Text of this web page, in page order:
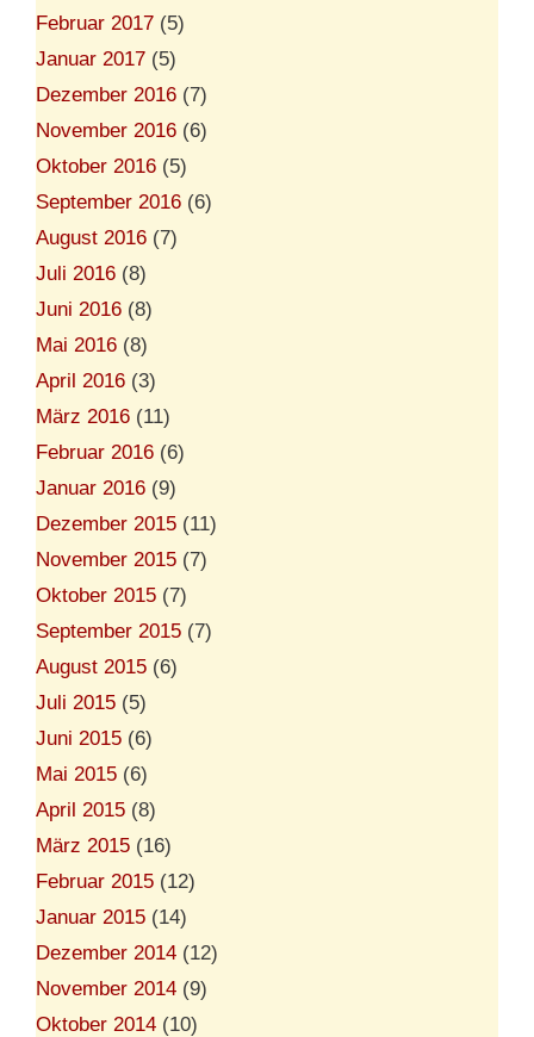
Februar 2017 (5)
Januar 2017 (5)
Dezember 2016 (7)
November 2016 (6)
Oktober 2016 (5)
September 2016 (6)
August 2016 (7)
Juli 2016 (8)
Juni 2016 (8)
Mai 2016 (8)
April 2016 (3)
März 2016 (11)
Februar 2016 (6)
Januar 2016 (9)
Dezember 2015 (11)
November 2015 (7)
Oktober 2015 (7)
September 2015 (7)
August 2015 (6)
Juli 2015 (5)
Juni 2015 (6)
Mai 2015 (6)
April 2015 (8)
März 2015 (16)
Februar 2015 (12)
Januar 2015 (14)
Dezember 2014 (12)
November 2014 (9)
Oktober 2014 (10)